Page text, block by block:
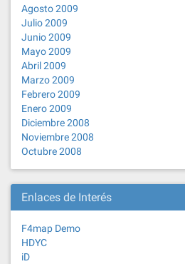
Agosto 2009
Julio 2009
Junio 2009
Mayo 2009
Abril 2009
Marzo 2009
Febrero 2009
Enero 2009
Diciembre 2008
Noviembre 2008
Octubre 2008
Enlaces de Interés
F4map Demo
HDYC
iD